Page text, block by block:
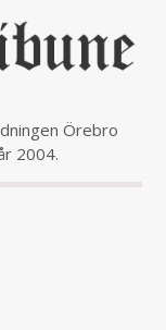
Örebro
2004.